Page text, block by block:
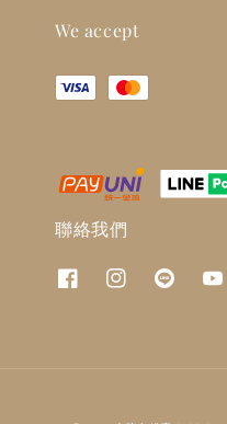
We accept
聯絡我們